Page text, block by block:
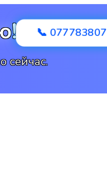
📞 077783807
сейчас.